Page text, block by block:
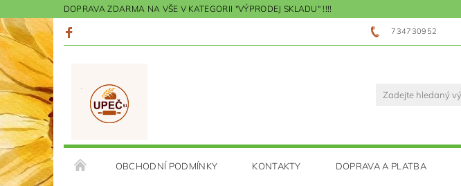
DOPRAVA ZDARMA NA VŠE V KATEGORII "VÝPRODEJ SKLADU" !!!!
734730952
OBCHODNÍ PODMÍNKY KONTAKTY DOPRAVA A PLATBA